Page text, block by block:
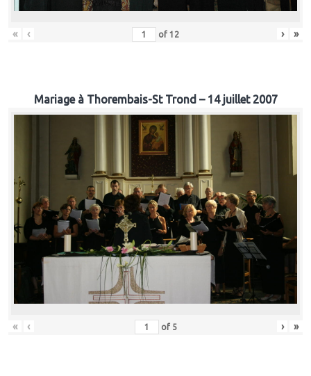
« ‹ of 12 › »
Mariage à Thorembais-St Trond – 14 juillet 2007
« ‹ of 5 › »